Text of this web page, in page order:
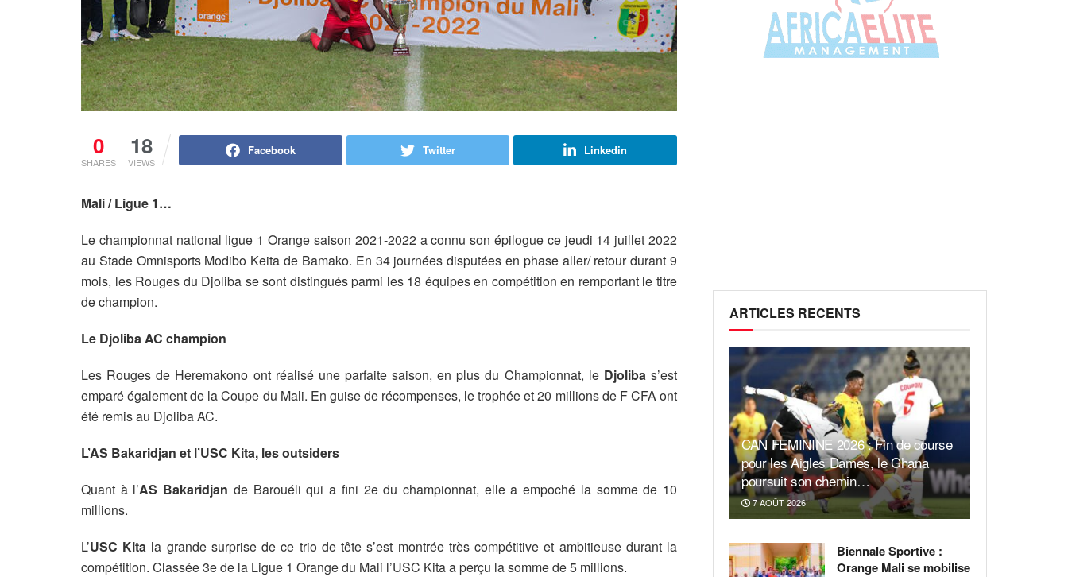
0
SHARES
18
VIEWS
Facebook Twitter Linkedin
Mali / Ligue 1…
Le championnat national ligue 1 Orange saison 2021-2022 a connu son épilogue ce jeudi 14 juillet 2022
au Stade Omnisports Modibo Keita de Bamako. En 34 journées disputées en phase aller/ retour durant 9
mois, les Rouges du Djoliba se sont distingués parmi les 18 équipes en compétition en remportant le titre
de champion.
Le Djoliba AC champion
Les Rouges de Heremakono ont réalisé une parfaite saison, en plus du Championnat, le Djolibas’est
emparé également de la Coupe du Mali. En guise de récompenses, le trophée et 20 millions de F CFA ont
été remis au Djoliba AC.
L’AS Bakaridjan et l’USC Kita, les outsiders
Quant à l’AS Bakaridjan de Barouéli qui a fini 2e du championnat, elle a empoché la somme de 10
millions.
L’USC Kita la grande surprise de ce trio de tête s’est montrée très compétitive et ambitieuse durant la
compétition. Classée 3e de la Ligue 1 Orange du Mali l’USC Kita a perçu la somme de 5 millions.
ARTICLES RECENTS
CAN FEMININE 2026 : Fin de course
pour les Aigles Dames, le Ghana
poursuit son chemin…
7 AOÛT 2026
Biennale Sportive :
Orange Mali se mobilise